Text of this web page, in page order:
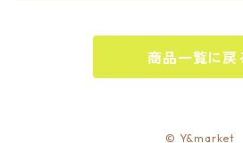
ジャパンスタイル
商品一覧に戻
© Y&market